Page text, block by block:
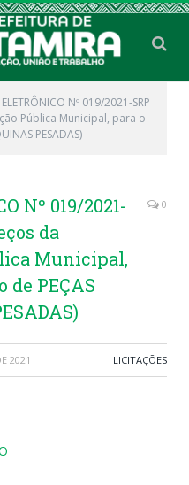
Nº 019/2021-SRP
Pública Municipal, para o
PESADAS)
Nº 019/2021-
da
Municipal,
PEÇAS
0
2021 LICITAÇÕES